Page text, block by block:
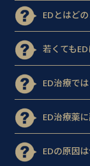
EDとはど
若くても
ED治療で
ED治療薬
EDの原因